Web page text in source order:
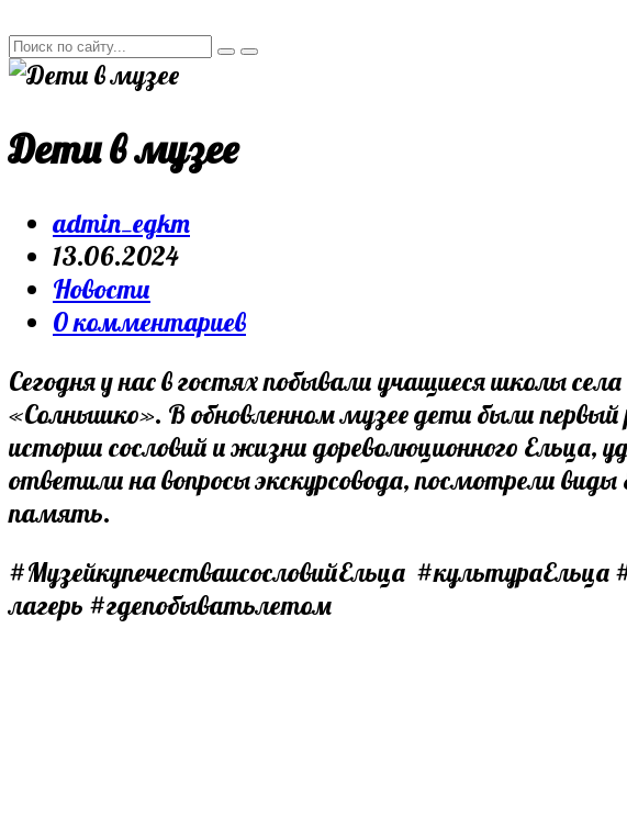
Дети в музее
Post
author:
admin_egkm
Запись
опубликована:
13.06.2024
Post
category:
Новости
Post
0 комментариев
Сегодня у нас в гостях побывали учащиеся школы
«Солнышко». В обновленном музее дети были первый
истории сословий и жизни дореволюционного Ельца,
ответили на вопросы экскурсовода, посмотрели
память.
#МузейкупечестваисословийЕльца
лагерь #гдепобыватьлетом